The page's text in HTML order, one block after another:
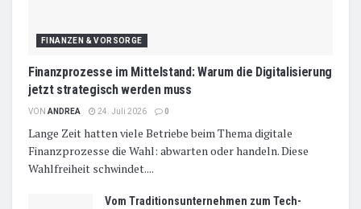
FINANZEN & VORSORGE
Finanzprozesse im Mittelstand: Warum die Digitalisierung
jetzt strategisch werden muss
VON ANDREA 24. Juli 2026 0
Lange Zeit hatten viele Betriebe beim Thema digitale
Finanzprozesse die Wahl: abwarten oder handeln. Diese
Wahlfreiheit schwindet....
Vom Traditionsunternehmen zum Tech-